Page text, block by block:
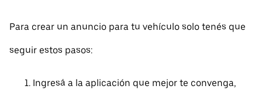
Para crear un anuncio para tu vehículo solo tenés que
seguir estos pasos:
Ingresá a la aplicación que mejor te convenga,